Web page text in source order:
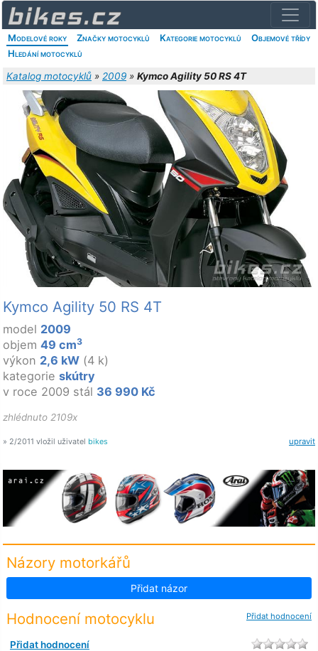
Modelové roky Značky motocyklů Kategorie motocyklů
Objemové třídy
Hledání motocyklů
Katalog motocyklů » 2009 » Kymco Agility 50 RS 4T
Kymco Agility 50 RS 4T
model 2009
objem 49 cm3
výkon 2,6 kW (4 k)
kategorie skútry
v roce 2009 stál 36 990 Kč
zhlédnuto 2109x
upravit
» 2/2011 vložil uživatel bikes
Názory motorkářů
Přidat názor
Přidat hodnocení
Hodnocení motocyklu
Přidat hodnocení